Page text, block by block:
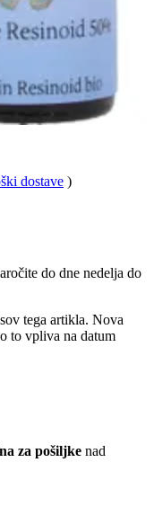
dostave )
do dne nedelja do
tega artikla. Nova
to vpliva na datum
za pošiljke nad